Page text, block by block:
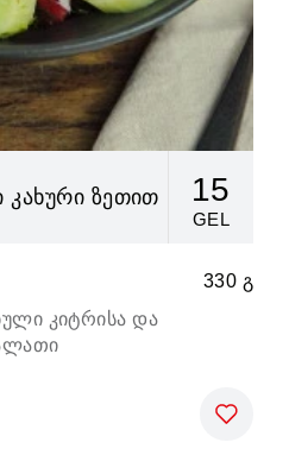
ზეთით 15
GEL
330 გ
კიტრისა და